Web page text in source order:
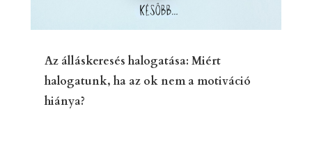
Az álláskeresés halogatása: Miért
halogatunk, ha az ok nem a motiváció
hiánya?